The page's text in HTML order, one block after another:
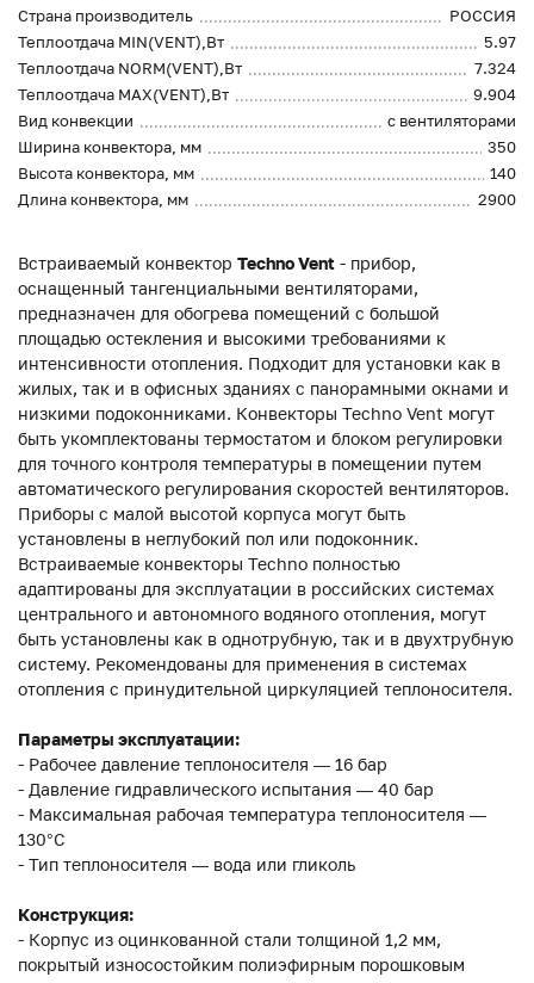
Страна производитель
РОССИЯ
Теплоотдача MIN(VENT),Вт
5.97
Теплоотдача NORM(VENT),Вт
7.324
Теплоотдача MAX(VENT),Вт
9.904
Вид конвекции
с вентиляторами
Ширина конвектора, мм
350
Высота конвектора, мм
140
Длина конвектора, мм
2900
Встраиваемый конвектор Techno Vent - прибор,
оснащенный тангенциальными вентиляторами,
предназначен для обогрева помещений с большой
площадью остекления и высокими требованиями к
интенсивности отопления. Подходит для установки как в
жилых, так и в офисных зданиях с панорамными окнами и
низкими подоконниками. Конвекторы Techno Vent могут
быть укомплектованы термостатом и блоком регулировки
для точного контроля температуры в помещении путем
автоматического регулирования скоростей вентиляторов.
Приборы с малой высотой корпуса могут быть
установлены в неглубокий пол или подоконник.
Встраиваемые конвекторы Techno полностью
адаптированы для эксплуатации в российских системах
центрального и автономного водяного отопления, могут
быть установлены как в однотрубную, так и в двухтрубную
систему. Рекомендованы для применения в системах
отопления с принудительной циркуляцией теплоносителя.
Параметры эксплуатации:
- Рабочее давление теплоносителя — 16 бар
- Давление гидравлического испытания — 40 бар
- Максимальная рабочая температура теплоносителя —
130°С
- Тип теплоносителя — вода или гликоль
Конструкция:
- Корпус из оцинкованной стали толщиной 1,2 мм,
покрытый износостойким полиэфирным порошковым